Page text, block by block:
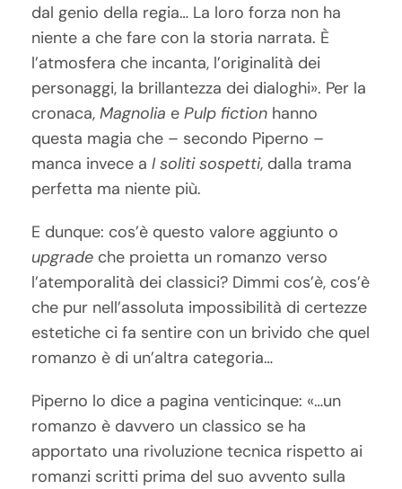
dal genio della regia… La loro forza non ha
niente a che fare con la storia narrata. È
l’atmosfera che incanta, l’originalità dei
personaggi, la brillantezza dei dialoghi». Per la
cronaca,Magnolia ePulp fiction hanno
questa magia che – secondo Piperno –
manca invece aI soliti sospetti, dalla trama
perfetta ma niente più.
E dunque: cos’è questo valore aggiunto o
upgrade che proietta un romanzo verso
l’atemporalità dei classici? Dimmi cos’è, cos’è
che pur nell’assoluta impossibilità di certezze
estetiche ci fa sentire con un brivido che quel
romanzo è di un’altra categoria…
Piperno lo dice a pagina venticinque: «…un
romanzo è davvero un classico se ha
apportato una rivoluzione tecnica rispetto ai
romanzi scritti prima del suo avvento sulla